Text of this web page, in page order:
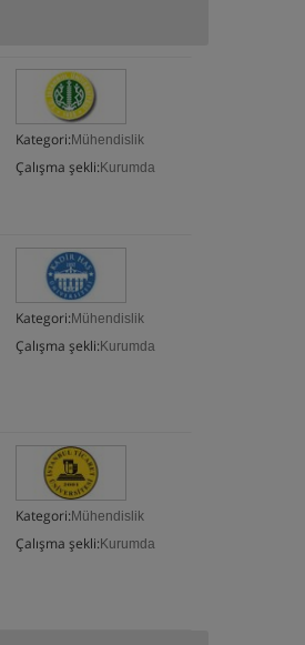
Kategori: Mühendislik
Çalışma şekli: Kurumda
Kategori: Mühendislik
Çalışma şekli: Kurumda
Kategori: Mühendislik
Çalışma şekli: Kurumda